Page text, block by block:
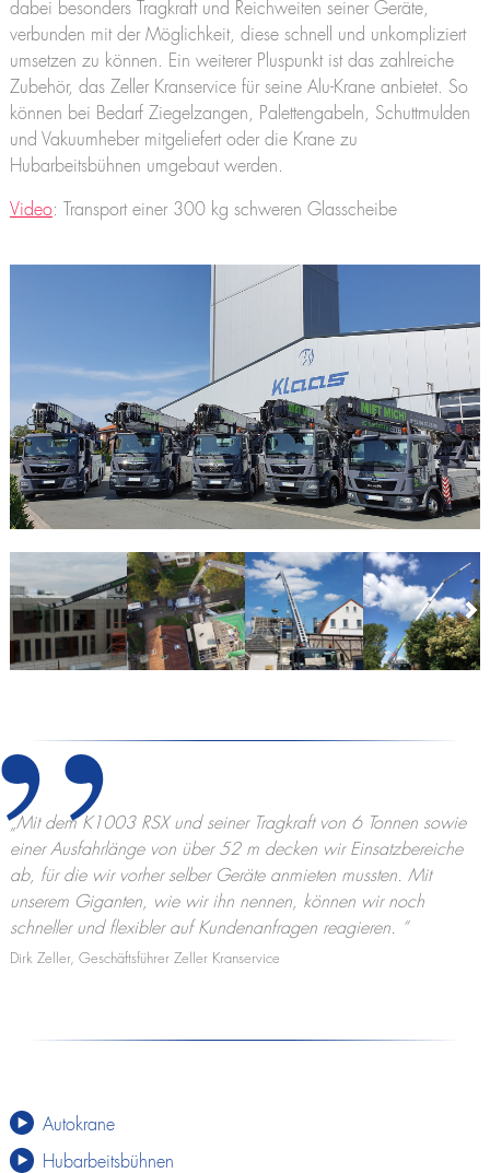
Klaas at work – Das richtige Gerät für jeden Einsatz
dabei besonders Tragkraft und Reichweiten seiner Geräte,
verbunden mit der Möglichkeit, diese schnell und unkompliziert
umsetzen zu können. Ein weiterer Pluspunkt ist das zahlreiche
Zubehör, das Zeller Kranservice für seine Alu-Krane anbietet. So
können bei Bedarf Ziegelzangen, Palettengabeln, Schuttmulden
und Vakuumheber mitgeliefert oder die Krane zu
Hubarbeitsbühnen umgebaut werden.
Video: Transport einer 300 kg schweren Glasscheibe
„Mit dem K1003 RSX und seiner Tragkraft von 6 Tonnen sowie
einer Ausfahrlänge von über 52 m decken wir Einsatzbereiche
ab, für die wir vorher selber Geräte anmieten mussten. Mit
unserem Giganten, wie wir ihn nennen, können wir noch
schneller und flexibler auf Kundenanfragen reagieren.
“
Dirk Zeller, Geschäftsführer Zeller Kranservice
Autokrane
Hubarbeitsbühnen